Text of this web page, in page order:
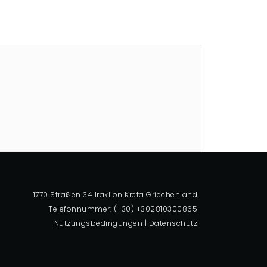
1770 Straßen 34 Iraklion Kreta Griechenland
Telefonnummer: (+30) +302810300865
Nutzungsbedingungen | Datenschutz